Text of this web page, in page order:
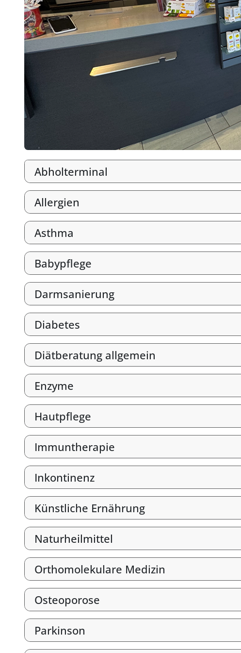
Abholterminal
Allergien
Asthma
Babypflege
Darmsanierung
Diabetes
Diätberatung allgemein
Enzyme
Hautpflege
Immuntherapie
Inkontinenz
Künstliche Ernährung
Naturheilmittel
Orthomolekulare Medizin
Osteoporose
Parkinson